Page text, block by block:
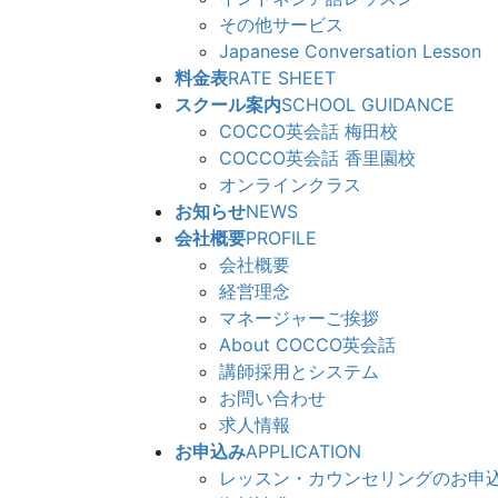
その他サービス
Japanese Conversation Lesson
料金表RATE SHEET
スクール案内SCHOOL GUIDANCE
COCCO英会話 梅田校
COCCO英会話 香里園校
オンラインクラス
お知らせNEWS
会社概要PROFILE
会社概要
経営理念
マネージャーご挨拶
About COCCO英会話
講師採用とシステム
お問い合わせ
求人情報
お申込みAPPLICATION
レッスン・カウンセリングのお申